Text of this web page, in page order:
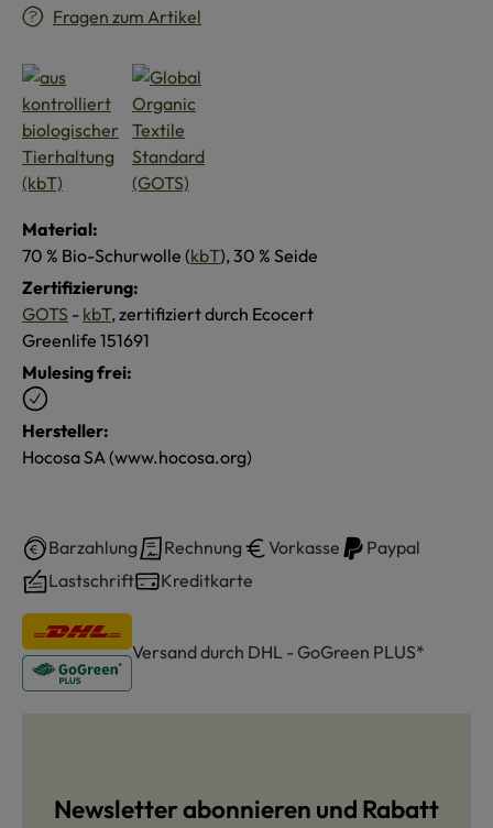
Fragen zum Artikel
Material:
70 % Bio-Schurwolle (kbT), 30 % Seide
Zertifizierung:
GOTS - kbT, zertifiziert durch Ecocert
Greenlife 151691
Mulesing frei:
Hersteller:
Hocosa SA (www.hocosa.org)
Barzahlung Rechnung Vorkasse
Paypal
Lastschrift
Kreditkarte
Versand durch DHL - GoGreen PLUS*
Newsletter abonnieren und Rabatt